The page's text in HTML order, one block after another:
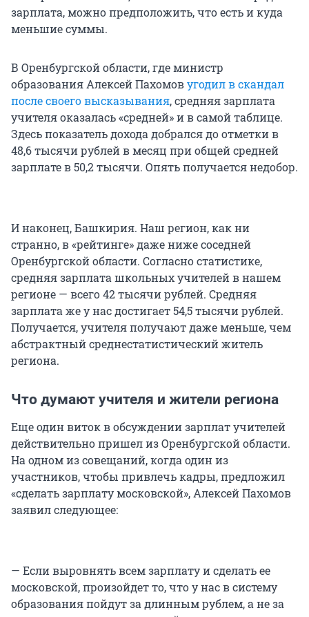
зарплата, можно предположить, что есть и куда
меньшие суммы.
В Оренбургской области, где министр
образования Алексей Пахомовугодил в скандал
после своего высказывания, средняя зарплата
учителя оказалась «средней» и в самой таблице.
Здесь показатель дохода добрался до отметки в
48,6 тысячи рублей в месяц при общей средней
зарплате в 50,2 тысячи. Опять получается недобор.
И наконец, Башкирия. Наш регион, как ни
странно, в «рейтинге» даже ниже соседней
Оренбургской области. Согласно статистике,
средняя зарплата школьных учителей в нашем
регионе — всего 42 тысячи рублей. Средняя
зарплата же у нас достигает 54,5 тысячи рублей.
Получается, учителя получают даже меньше, чем
абстрактный среднестатистический житель
региона.
Что думают учителя и жители региона
Еще один виток в обсуждении зарплат учителей
действительно пришел из Оренбургской области.
На одном из совещаний, когда один из
участников, чтобы привлечь кадры, предложил
«сделать зарплату московской», Алексей Пахомов
заявил следующее:
— Если выровнять всем зарплату и сделать ее
московской, произойдет то, что у нас в систему
образования пойдут за длинным рублем, а не за